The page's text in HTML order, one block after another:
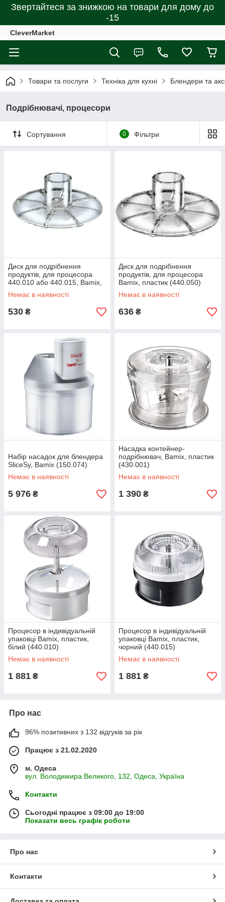
Звертайтеся за знижкою на товари для дому до
-15
CleverMarket
Товари та послуги Техніка для кухні Блендери та
Подрібнювачі, процесори
Сортування 0 Фільтри
Диск для подрібнення
продуктів, для процесора
440.010 або 440.015, Bamix,
пластик (440.011)
Немає в наявності
530 ₴
Диск для подрібнення
продуктів, для процесора
Bamix, пластик (440.050)
Немає в наявності
636 ₴
Набір насадок для блендера
SliceSy, Bamix (150.074)
Немає в наявності
5 976 ₴
Насадка контейнер-
подрібнювач, Bamix, пластик
(430.001)
Немає в наявності
1 390 ₴
Процесор в індивідуальній
упаковці Bamix, пластик,
білий (440.010)
Немає в наявності
1 881 ₴
Процесор в індивідуальній
упаковці Bamix, пластик,
чорний (440.015)
Немає в наявності
1 881 ₴
Про нас
96% позитивних з 132 відгуків за рік
Працює з 21.02.2020
м. Одеса
вул. Володимира Великого, 132, Одеса, Україна
Контакти
Сьогодні працює з 09:00 до 19:00
Показати весь графік роботи
Про нас
Контакти